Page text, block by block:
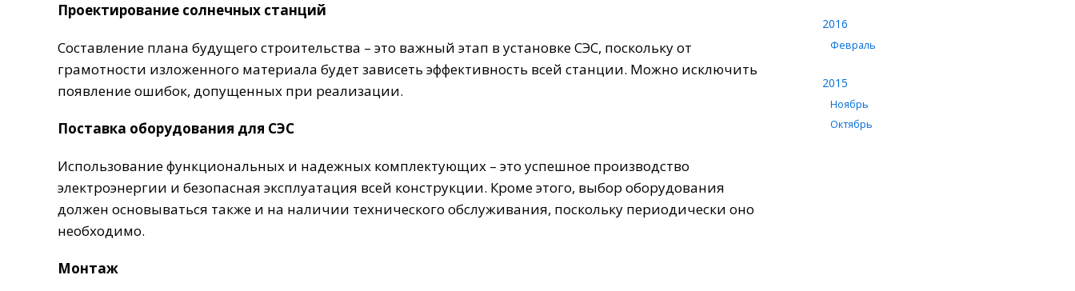
2016
Февраль
2015
Ноябрь
Октябрь
Проектирование солнечных станций
Составление плана будущего строительства – это важный этап в установке СЭС, поскольку от
грамотности изложенного материала будет зависеть эффективность всей станции. Можно исключить
появление ошибок, допущенных при реализации.
Поставка оборудования для СЭС
Использование функциональных и надежных комплектующих – это успешное производство
электроэнергии и безопасная эксплуатация всей конструкции. Кроме этого, выбор оборудования
должен основываться также и на наличии технического обслуживания, поскольку периодически оно
необходимо.
Монтаж